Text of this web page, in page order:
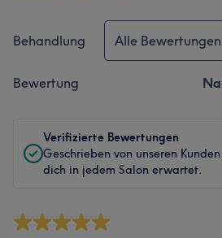
Behandlung Alle Bewertungen
Bewertung
Verifizierte Bewertungen
Geschrieben von unseren
dich in jedem Salon erwartet.